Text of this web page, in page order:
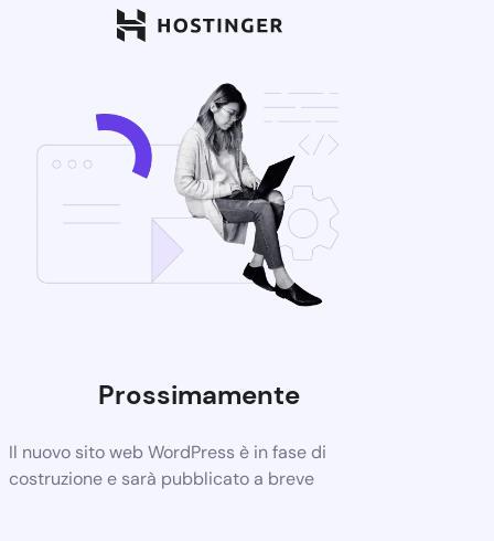
Prossimamente
Il nuovo sito web WordPress è in fase di
costruzione e sarà pubblicato a breve